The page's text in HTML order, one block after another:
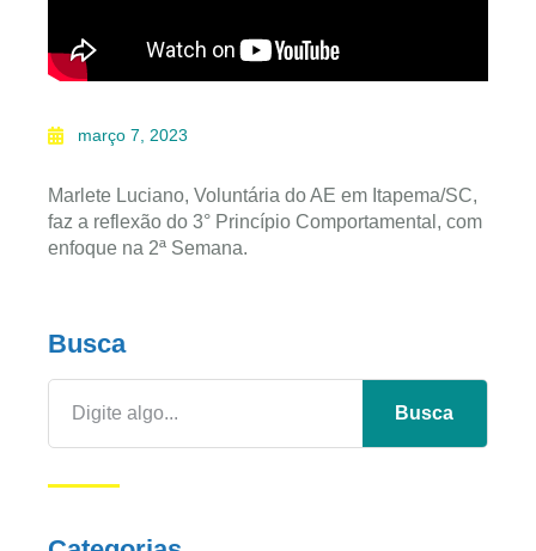
março 7, 2023
Marlete Luciano, Voluntária do AE em Itapema/SC,
faz a reflexão do 3° Princípio Comportamental, com
enfoque na 2ª Semana.
Busca
Busca